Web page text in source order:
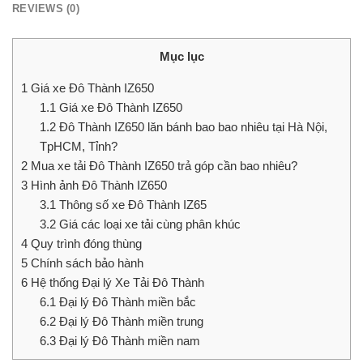
REVIEWS (0)
Mục lục
1 Giá xe Đô Thành IZ650
1.1Giá xe Đô Thành IZ650
1.2Đô Thành IZ650 lăn bánh bao bao nhiêu tại Hà Nội,
TpHCM, Tỉnh?
2 Mua xe tải Đô Thành IZ650 trả góp cần bao nhiêu?
3 Hình ảnh Đô Thành IZ650
3.1Thông số xe Đô Thành IZ65
3.2Giá các loại xe tải cùng phân khúc
4 Quy trình đóng thùng
5 Chính sách bảo hành
6 Hệ thống Đại lý Xe Tải Đô Thành
6.1Đại lý Đô Thành miền bắc
6.2Đại lý Đô Thành miền trung
6.3Đại lý Đô Thành miền nam